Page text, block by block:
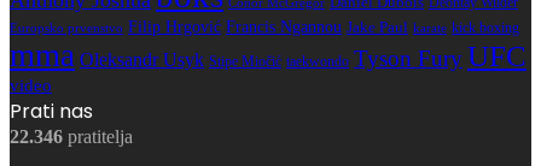
Europsko prvenstvo Filip Hrgović Francis Ngannou Jake Paul karate kick boxing
mma Oleksandr Usyk Stipe Miočić taekwondo Tyson FuryUFC
video
Prati nas
22.346 pratitelja